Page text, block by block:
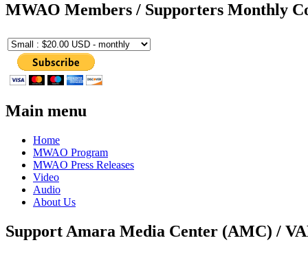
MWAO Members / Supporters Monthly
Main menu
Home
MWAO Program
MWAO Press Releases
Video
Audio
About Us
Support Amara Media Center (AMC) /